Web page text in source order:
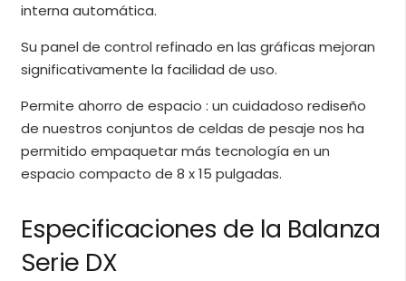
interna automática.
Su panel de control refinado en las gráficas mejoran
significativamente la facilidad de uso.
Permite ahorro de espacio : un cuidadoso rediseño
de nuestros conjuntos de celdas de pesaje nos ha
permitido empaquetar más tecnología en un
espacio compacto de 8 x 15 pulgadas.
Especificaciones de la Balanza
Serie DX